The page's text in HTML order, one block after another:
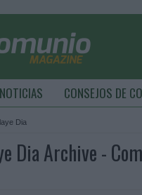
NOTICIAS CONSEJOS DE
Dia
Dia Archive -